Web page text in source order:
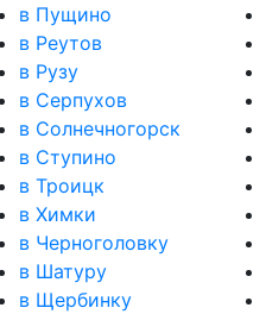
в Пущино
в Реутов
в Рузу
в Серпухов
в Солнечногорск
в Ступино
в Троицк
в Химки
в Черноголовку
в Шатуру
в Щербинку